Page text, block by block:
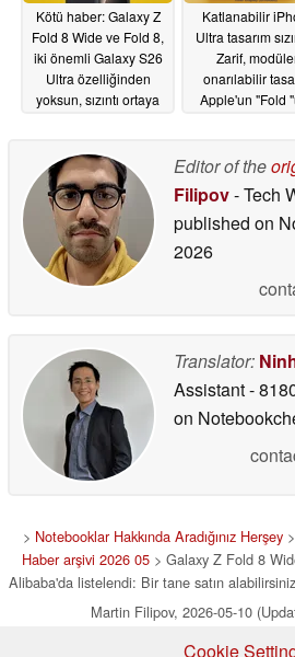
Kötü haber: Galaxy Z
Fold 8 Wide ve Fold 8,
iki önemli Galaxy S26
Ultra özelliğinden
yoksun, sızıntı ortaya
Katlanabilir
Ultra tasarım
Zarif,
onarılabilir
Apple'un "Fold
Editor of the
Filipov- Tech
published on
2026
Translator:
Assistant-
on
> Notebooklar Hakkında Aradığınız Herşey >
Haber arşivi 2026 05> Galaxy Z Fold 8
Alibaba'da listelendi: Bir tane satın
Martin Filipov, 2026-05-10
Cookie